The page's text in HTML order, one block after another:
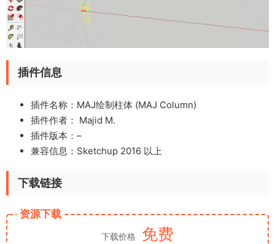
插件信息
插件名称：MAJ绘制柱体 (MAJ Column)
插件作者： Majid M.
插件版本：–
兼容信息：Sketchup 2016 以上
下载链接
资源下载
下载价格 免费